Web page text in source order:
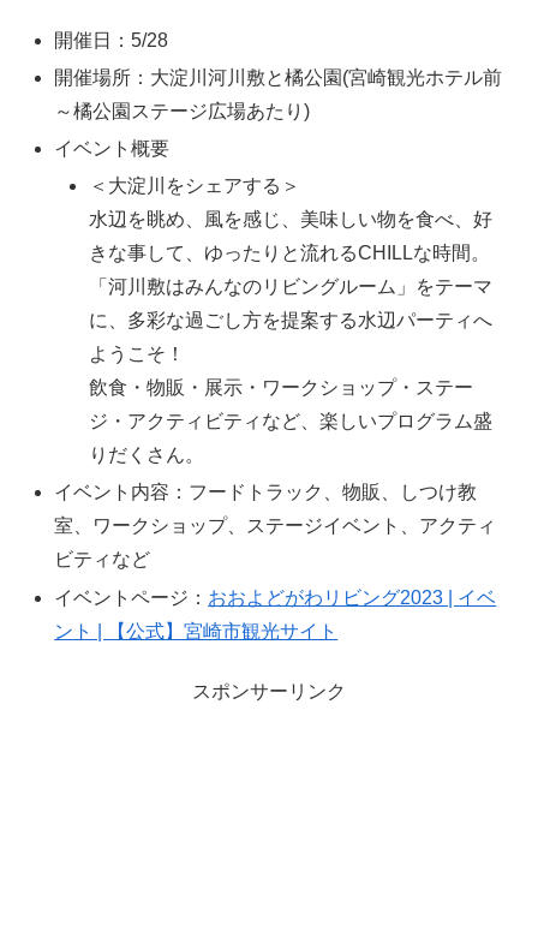
開催日：5/28
開催場所：大淀川河川敷と橘公園(宮崎観光ホテル前
～橘公園ステージ広場あたり)
イベント概要
＜大淀川をシェアする＞
水辺を眺め、風を感じ、美味しい物を食べ、好
きな事して、ゆったりと流れるCHILLな時間。
「河川敷はみんなのリビングルーム」をテーマ
に、多彩な過ごし方を提案する水辺パーティへ
ようこそ！
飲食・物販・展示・ワークショップ・ステー
ジ・アクティビティなど、楽しいプログラム盛
りだくさん。
イベント内容：フードトラック、物販、しつけ教
室、ワークショップ、ステージイベント、アクティ
ビティなど
イベントページ： おおよどがわリビング2023 | イベ
ント | 【公式】宮崎市観光サイト
スポンサーリンク